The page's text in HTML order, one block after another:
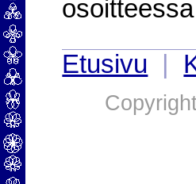
Etusivu